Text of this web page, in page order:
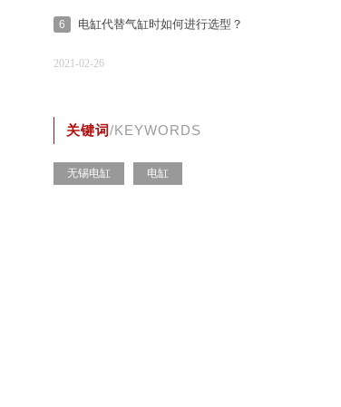
6 电缸代替气缸时如何进行选型？
2021-02-26
关键词/KEYWORDS
无锡电缸 电缸